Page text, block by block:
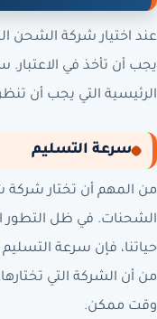
عند اختيار شركة الشحن
يجب أن تأخذ في
الرئيسية التي يجب أن
سرعة التسليم
من المهم أن تختار
الشحنات. في ظل التطور
حياتنا، فإن سرعة
من أن الشركة التي
وقت ممكن.